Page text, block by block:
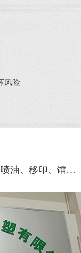
风险
专注于双色注塑产品及五金、塑胶喷油、移印、镭雕等一条龙服务